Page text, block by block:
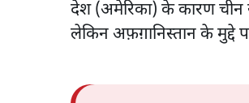
देश (अमेरिका) के कारण चीन
लेकिन अफ़ग़ानिस्तान के मुद्दे